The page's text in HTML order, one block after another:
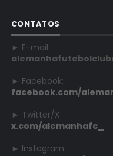
CONTATOS
► E-mail:
► Facebook:
facebook.com/
► Twitter/X:
x.com/alemanhafc_
► Instagram: